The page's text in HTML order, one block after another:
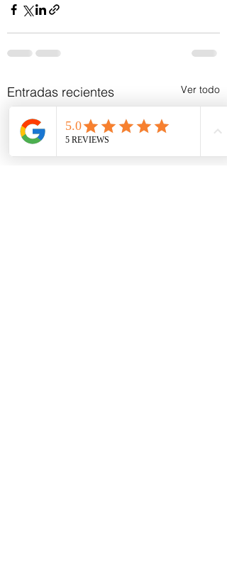
Entradas recientes Ver todo